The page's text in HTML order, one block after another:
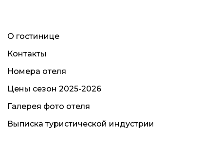
О гостинице
Контакты
Номера отеля
Цены сезон 2025-2026
Галерея фото отеля
Выписка туристической индустрии